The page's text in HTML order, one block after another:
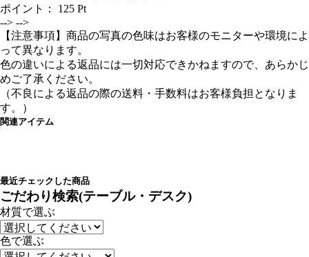
ポイント： 125 Pt
--> -->
【注意事項】商品の写真の色味はお客様のモニターや環境によ
って異なります。
色の違いによる返品には一切対応できかねますので、あらかじ
めご了承ください。
（不良による返品の際の送料・手数料はお客様負担となりま
す。）
関連アイテム
最近チェックした商品
ごだわり検索(テーブル・デスク)
材質で選ぶ
色で選ぶ